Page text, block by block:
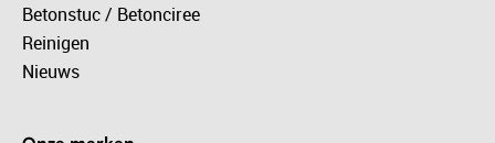
Betonstuc / Betonciree
Reinigen
Nieuws